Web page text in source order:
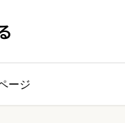
ージ